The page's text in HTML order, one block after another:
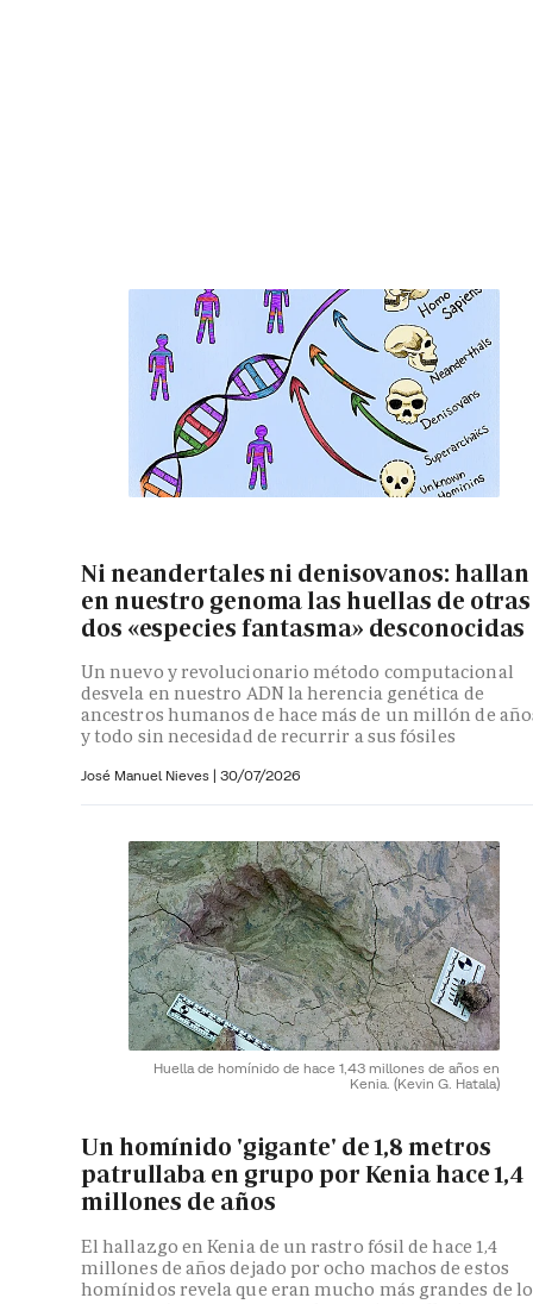
Ni neandertales ni denisovanos: hallan
en nuestro genoma las huellas de otras
dos «especies fantasma» desconocidas
Un nuevo y revolucionario método computacional
desvela en nuestro ADN la herencia genética de
ancestros humanos de hace más de un millón de
y todo sin necesidad de recurrir a sus fósiles
José Manuel Nieves | 30/07/2026
Huella de homínido de hace 1,43 millones de años en
Kenia. (Kevin G. Hatala)
Un homínido 'gigante' de 1,8 metros
patrullaba en grupo por Kenia hace 1,4
millones de años
El hallazgo en Kenia de un rastro fósil de hace 1,4
millones de años dejado por ocho machos de estos
homínidos revela que eran mucho más grandes de lo